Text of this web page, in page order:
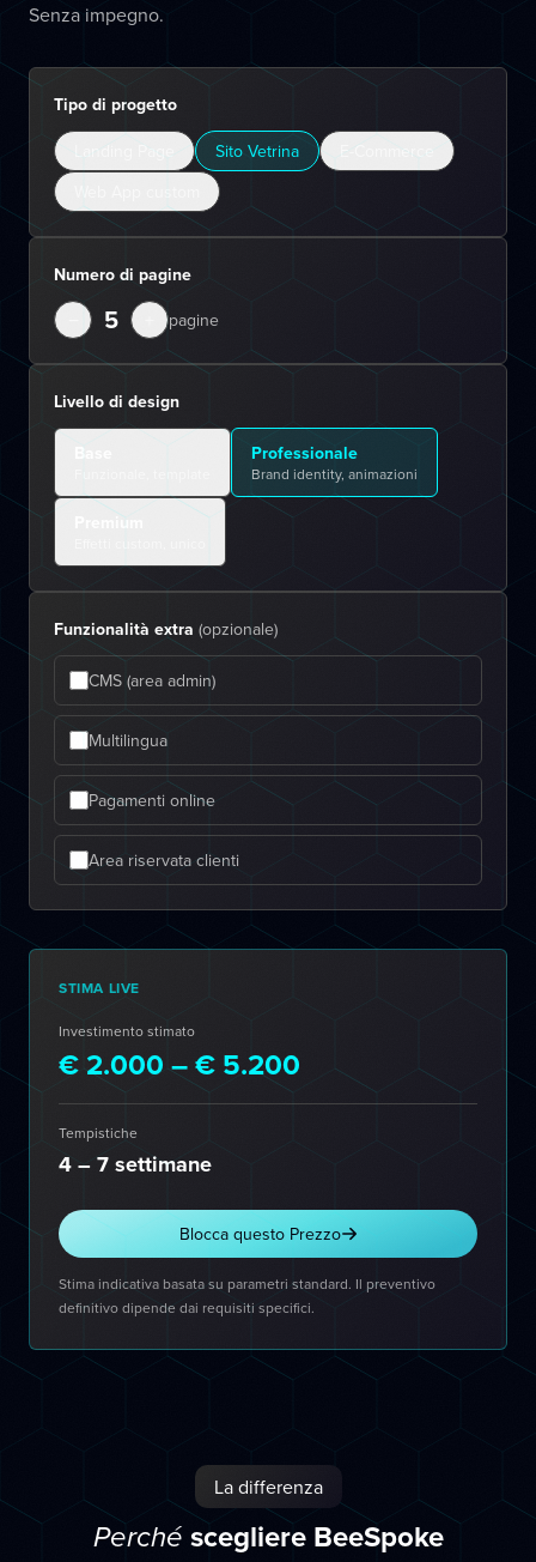
Senza impegno.
Tipo di progetto
Landing Page
Sito Vetrina
E-Commerce
Numero di pagine
5 pagine
Livello di design
Base Professionale
Brand identity, animazioni
Premium
Funzionalità extra (opzionale)
CMS (area admin)
Multilingua
Pagamenti online
Area riservata clienti
STIMA LIVE
Investimento stimato
€ 2.000 – € 5.200
Tempistiche
4 – 7 settimane
Blocca questo Prezzo
Stima indicativa basata su parametri standard. Il preventivo
definitivo dipende dai requisiti specifici.
La differenza
Perché scegliere BeeSpoke